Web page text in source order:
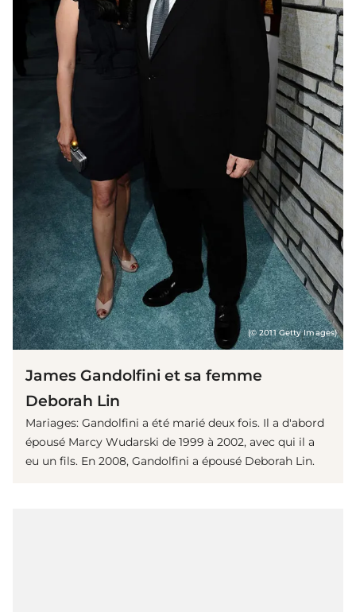
(© 2011 Getty Images)
James Gandolfini et sa femme
Deborah Lin
Mariages: Gandolfini a été marié deux fois. Il a d'abord
épousé Marcy Wudarski de 1999 à 2002, avec qui il a
eu un fils. En 2008, Gandolfini a épousé Deborah Lin.